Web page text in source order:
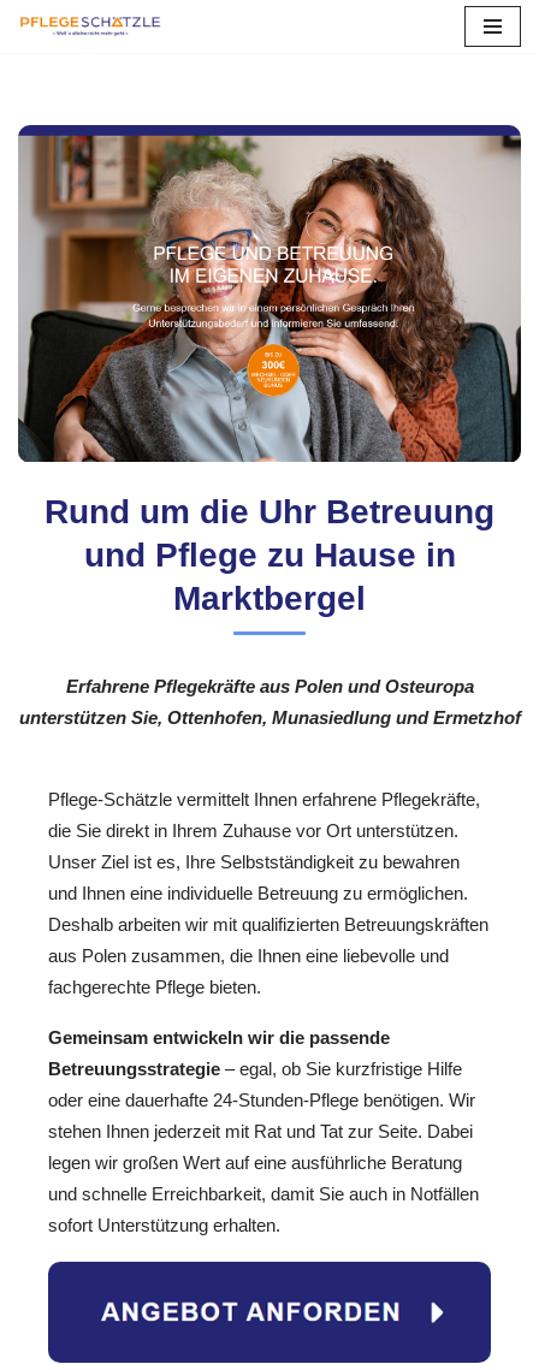
springen
Rund um die Uhr Betreuung
und Pflege zu Hause in
Marktbergel
Erfahrene Pflegekräfte aus Polen und Osteuropa
unterstützen Sie, Ottenhofen, Munasiedlung und Ermetzhof
Pflege-Schätzle vermittelt Ihnen erfahrene Pflegekräfte,
die Sie direkt in Ihrem Zuhause vor Ort unterstützen.
Unser Ziel ist es, Ihre Selbstständigkeit zu bewahren
und Ihnen eine individuelle Betreuung zu ermöglichen.
Deshalb arbeiten wir mit qualifizierten Betreuungskräften
aus Polen zusammen, die Ihnen eine liebevolle und
fachgerechte Pflege bieten.
Gemeinsam entwickeln wir die passende
Betreuungsstrategie – egal, ob Sie kurzfristige Hilfe
oder eine dauerhafte 24-Stunden-Pflege benötigen. Wir
stehen Ihnen jederzeit mit Rat und Tat zur Seite. Dabei
legen wir großen Wert auf eine ausführliche Beratung
und schnelle Erreichbarkeit, damit Sie auch in Notfällen
sofort Unterstützung erhalten.